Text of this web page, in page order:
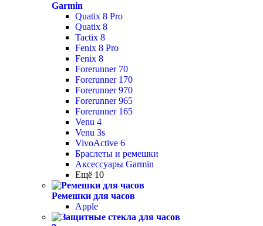
Garmin
Quatix 8 Pro
Quatix 8
Tactix 8
Fenix 8 Pro
Fenix 8
Forerunner 70
Forerunner 170
Forerunner 970
Forerunner 965
Forerunner 165
Venu 4
Venu 3s
VivoActive 6
Браслеты и ремешки
Аксессуары Garmin
Ещё 10
Ремешки для часов
Apple